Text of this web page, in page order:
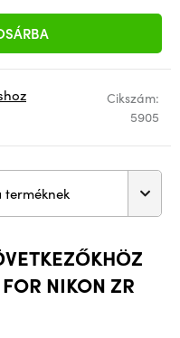
Cikszám:
5905
terméknek
NIKON ZR